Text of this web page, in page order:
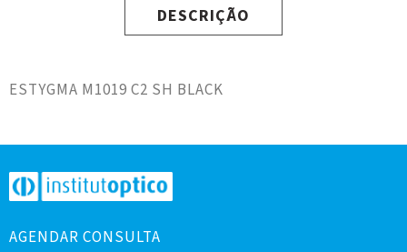
DESCRIÇÃO
ESTYGMA M1019 C2 SH BLACK
AGENDAR CONSULTA